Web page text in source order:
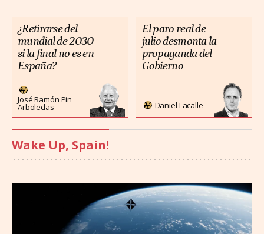
¿Retirarse del
mundial de 2030
si la final no es en
España?
José Ramón Pin
Arboledas
El paro real de
julio desmonta la
propaganda del
Gobierno
Daniel Lacalle
Wake Up, Spain!